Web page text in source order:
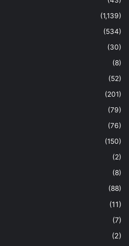
(1,139)
(534)
(30)
(8)
(52)
(201)
(79)
(76)
(150)
(2)
(8)
(88)
(11)
(7)
(2)